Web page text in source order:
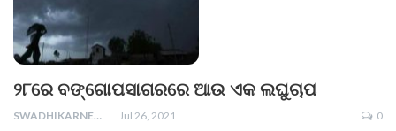
୨୮ରେ ବଙ୍ଗୋପସାଗରରେ ଆଉ ଏକ ଲଘୁଚାପ
SWADHIKARNEWS Jul 26, 2021 0